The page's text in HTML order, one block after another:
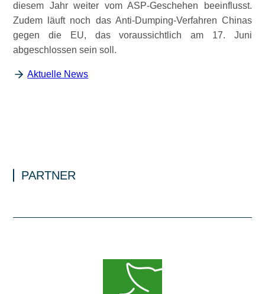
diesem Jahr weiter vom ASP-Geschehen beeinflusst.
Zudem läuft noch das Anti-Dumping-Verfahren Chinas
gegen die EU, das voraussichtlich am 17. Juni
abgeschlossen sein soll.
Aktuelle News
PARTNER